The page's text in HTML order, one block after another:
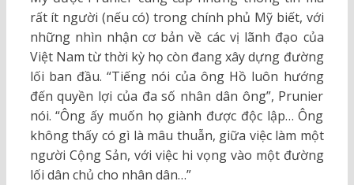
rất ít người (nếu có) trong chính phủ Mỹ biết, với
những nhìn nhận cơ bản về các vị lãnh đạo của
Việt Nam từ thời kỳ họ còn đang xây dựng đường
lối ban đầu. “Tiếng nói của ông Hồ luôn hướng
đến quyền lợi của đa số nhân dân ông”, Prunier
nói. “Ông ấy muốn họ giành được độc lập… Ông
không thấy có gì là mâu thuẫn, giữa việc làm một
người Cộng Sản, với việc hi vọng vào một đường
lối dân chủ cho nhân dân…”